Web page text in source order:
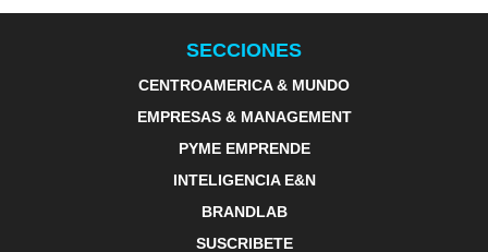
SECCIONES
CENTROAMERICA & MUNDO
EMPRESAS & MANAGEMENT
PYME EMPRENDE
INTELIGENCIA E&N
BRANDLAB
SUSCRIBETE